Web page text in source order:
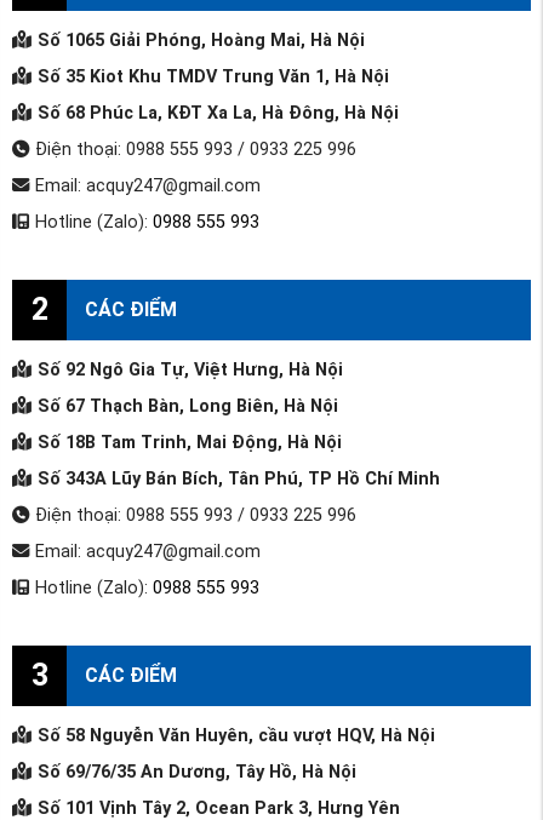
Số 1065 Giải Phóng, Hoàng Mai, Hà Nội
Số 35 Kiot Khu TMDV Trung Văn 1, Hà Nội
Số 68 Phúc La, KĐT Xa La, Hà Đông, Hà Nội
Điện thoại: 0988 555 993 / 0933 225 996
Email: acquy247@gmail.com
Hotline (Zalo): 0988 555 993
2 CÁC ĐIỂM
Số 92 Ngô Gia Tự, Việt Hưng, Hà Nội
Số 67 Thạch Bàn, Long Biên, Hà Nội
Số 18B Tam Trinh, Mai Động, Hà Nội
Số 343A Lũy Bán Bích, Tân Phú, TP Hồ Chí Minh
Điện thoại: 0988 555 993 / 0933 225 996
Email: acquy247@gmail.com
Hotline (Zalo): 0988 555 993
3 CÁC ĐIỂM
Số 58 Nguyễn Văn Huyên, cầu vượt HQV, Hà Nội
Số 69/76/35 An Dương, Tây Hồ, Hà Nội
Số 101 Vịnh Tây 2, Ocean Park 3, Hưng Yên